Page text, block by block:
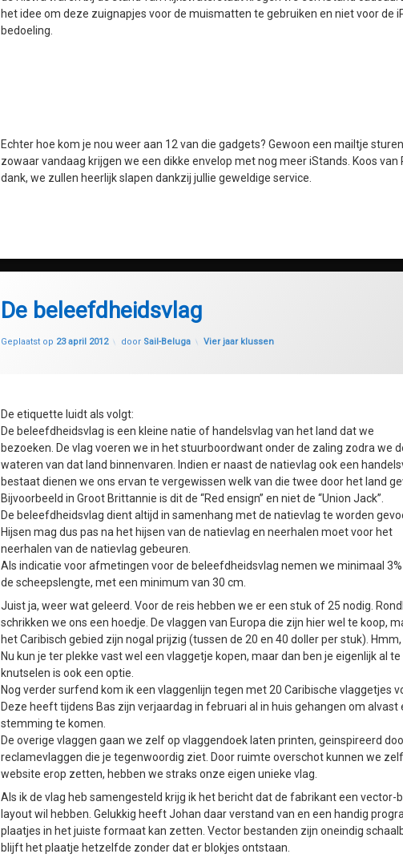
het idee om deze zuignapjes voor de muismatten te gebruiken en niet voor de
bedoeling.
Echter hoe kom je nou weer aan 12 van die gadgets? Gewoon een mailtje
zowaar vandaag krijgen we een dikke envelop met nog meer iStands. Koos van
dank, we zullen heerlijk slapen dankzij jullie geweldige service.
De beleefdheidsvlag
Geplaatst op 23 april 2012
Geüpdatet op 28 juli 2020
door Sail-Beluga Categorieën:
Vier jaar klussen
De etiquette luidt als volgt:
De beleefdheidsvlag is een kleine natie of handelsvlag van het land dat we
bezoeken. De vlag voeren we in het stuurboordwant onder de zaling zodra we
wateren van dat land binnenvaren. Indien er naast de natievlag ook een
bestaat dienen we ons ervan te vergewissen welk van die twee door het land
Bijvoorbeeld in Groot Brittannie is dit de “Red ensign” en niet de “Union Jack”.
De beleefdheidsvlag dient altijd in samenhang met de natievlag te worden
Hijsen mag dus pas na het hijsen van de natievlag en neerhalen moet voor het
neerhalen van de natievlag gebeuren.
Als indicatie voor afmetingen voor de beleefdheidsvlag nemen we minimaal 3%
de scheepslengte, met een minimum van 30 cm.
Juist ja, weer wat geleerd. Voor de reis hebben we er een stuk of 25 nodig.
schrikken we ons een hoedje. De vlaggen van Europa die zijn hier wel te koop,
het Caribisch gebied zijn nogal prijzig (tussen de 20 en 40 doller per stuk). Hmm,
Nu kun je ter plekke vast wel een vlaggetje kopen, maar dan ben je eigenlijk al
knutselen is ook een optie.
Nog verder surfend kom ik een vlaggenlijn tegen met 20 Caribische vlaggetjes
Deze heeft tijdens Bas zijn verjaardag in februari al in huis gehangen om alvast
stemming te komen.
De overige vlaggen gaan we zelf op vlaggendoek laten printen, geinspireerd
reclamevlaggen die je tegenwoordig ziet. Door ruimte overschot kunnen we
website erop zetten, hebben we straks onze eigen unieke vlag.
Als ik de vlag heb samengesteld krijg ik het bericht dat de fabrikant een vector-
layout wil hebben. Gelukkig heeft Johan daar verstand van en een handig
plaatjes in het juiste formaat kan zetten. Vector bestanden zijn oneindig
blijft het plaatje hetzelfde zonder dat er blokjes ontstaan.